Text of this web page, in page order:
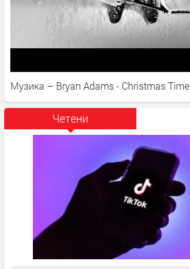
Музика – Bryan Adams - Christmas Time
Четени